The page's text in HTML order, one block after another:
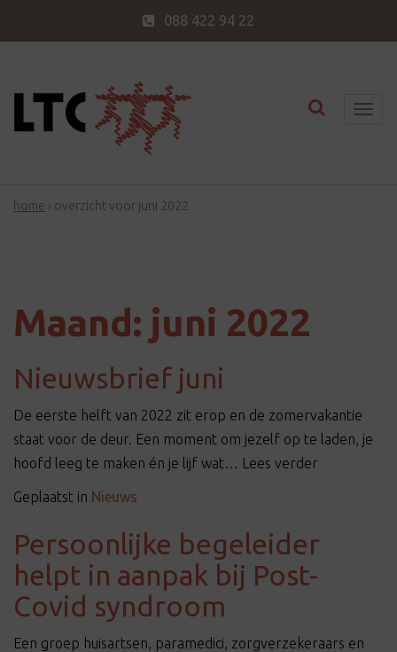
088 422 94 22
T
o
Toggle
home › overzicht voor juni 2022
Maand: juni 2022
Nieuwsbrief juni
De eerste helft van 2022 zit erop en de zomervakantie
staat voor de deur. Een moment om jezelf op te laden, je
hoofd leeg te maken én je lijf wat… Lees verder
Geplaatst in Nieuws
Persoonlijke begeleider
helpt in aanpak bij Post-
Covid syndroom
Een groep huisartsen, paramedici, zorgverzekeraars en